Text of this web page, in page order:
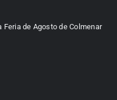
de Agosto de Colmenar